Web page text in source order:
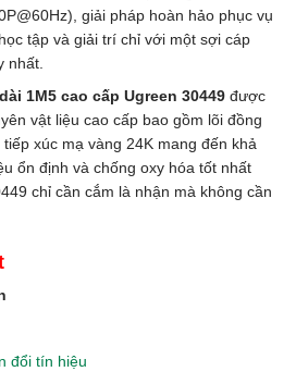
giải pháp hoàn hảo phục vụ
tập và giải trí chỉ với một sợi cáp
nhất.
1M5 cao cấp Ugreen 30449 được
vật liệu cao cấp bao gồm lõi đồng
xúc mạ vàng 24K mang đến khả
ổn định và chống oxy hóa tốt nhất
chỉ cần cắm là nhận mà không cần
đổi tín hiệu